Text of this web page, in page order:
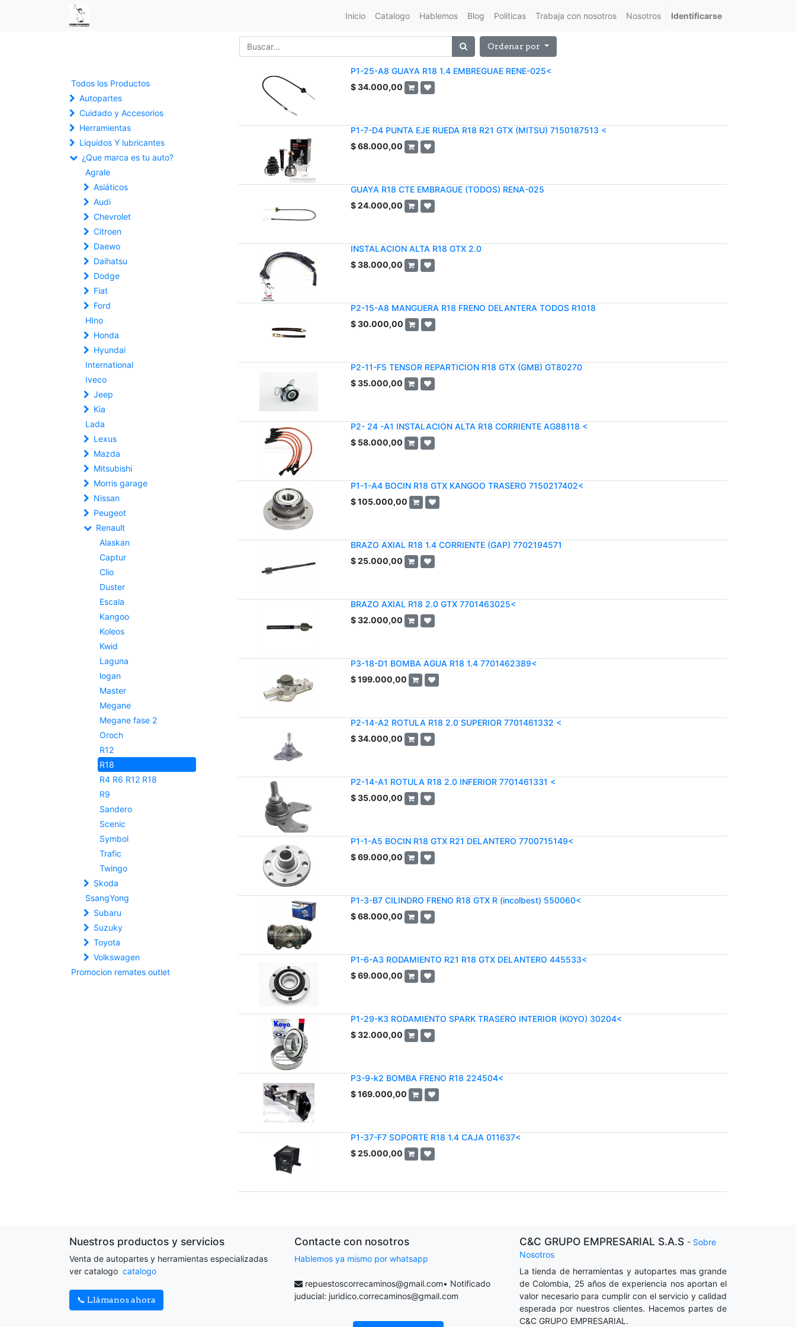
Inicio Catalogo Hablemos Blog Politicas Trabaja con nosotros Nosotros Identificarse
Ordenar por
Todos los Productos
Autopartes
Cuidado y Accesorios
Herramientas
Liquidos Y lubricantes
¿Que marca es tu auto?
Agrale
Asiáticos
Audi
Chevrolet
Citroen
Daewo
Daihatsu
Dodge
Fiat
Ford
HIno
Honda
Hyundai
International
Iveco
Jeep
Kia
Lada
Lexus
Mazda
Mitsubishi
Morris garage
Nissan
Peugeot
Renault
Alaskan
Captur
Clio
Duster
Escala
Kangoo
Koleos
Kwid
Laguna
logan
Master
Megane
Megane fase 2
Oroch
R12
R18
R4 R6 R12 R18
R9
Sandero
Scenic
Symbol
Trafic
Twingo
Skoda
SsangYong
Subaru
Suzuky
Toyota
Volkswagen
Promocion remates outlet
P1-25-A8 GUAYA R18 1.4 EMBREGUAE RENE-025<
$34.000,00
P1-7-D4 PUNTA EJE RUEDA R18 R21 GTX (MITSU) 7150187513 <
$68.000,00
GUAYA R18 CTE EMBRAGUE (TODOS) RENA-025
$24.000,00
INSTALACION ALTA R18 GTX 2.0
$38.000,00
P2-15-A8 MANGUERA R18 FRENO DELANTERA TODOS R1018
$30.000,00
P2-11-F5 TENSOR REPARTICION R18 GTX (GMB) GT80270
$35.000,00
P2- 24 -A1 INSTALACION ALTA R18 CORRIENTE AG88118 <
$ 58.000,00
P1-1-A4 BOCIN R18 GTX KANGOO TRASERO 7150217402<
$105.000,00
BRAZO AXIAL R18 1.4 CORRIENTE (GAP) 7702194571
$25.000,00
BRAZO AXIAL R18 2.0 GTX 7701463025<
$32.000,00
P3-18-D1 BOMBA AGUA R18 1.4 7701462389<
$199.000,00
P2-14-A2 ROTULA R18 2.0 SUPERIOR 7701461332 <
$34.000,00
P2-14-A1 ROTULA R18 2.0 INFERIOR 7701461331 <
$35.000,00
P1-1-A5 BOCIN R18 GTX R21 DELANTERO 7700715149<
$69.000,00
P1-3-B7 CILINDRO FRENO R18 GTX R (incolbest) 550060<
$68.000,00
P1-6-A3 RODAMIENTO R21 R18 GTX DELANTERO 445533<
$69.000,00
P1-29-K3 RODAMIENTO SPARK TRASERO INTERIOR (KOYO) 30204<
$32.000,00
P3-9-k2 BOMBA FRENO R18 224504<
$169.000,00
P1-37-F7 SOPORTE R18 1.4 CAJA 011637<
$25.000,00
Nuestros productos y servicios
Venta de autopartes y herramientas especializadas
ver catalogo catalogo
📞 Llámanos ahora
Contacte con nosotros
Hablemos ya mismo por whatsapp
repuestoscorrecaminos@gmail.com• Notificado
juducial: juridico.correcaminos@gmail.com
C&C GRUPO EMPRESARIAL S.A.S - Sobre
Nosotros
La tienda de herramientas y autopartes mas grande
de Colombia, 25 años de experiencia nos aportan el
valor necesario para cumplir con el servicio y calidad
esperada por nuestros clientes. Hacemos partes de
C&C GRUPO EMPRESARIAL.